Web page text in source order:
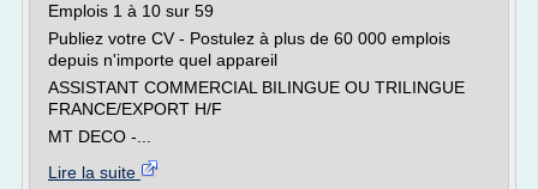
Emplois 1 à 10 sur 59
Publiez votre CV - Postulez à plus de 60 000 emplois
depuis n'importe quel appareil
ASSISTANT COMMERCIAL BILINGUE OU TRILINGUE
FRANCE/EXPORT H/F
MT DECO -...
Lire la suite